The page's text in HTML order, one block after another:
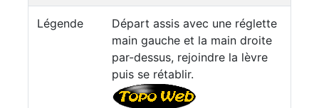
Légende
Départ assis avec une réglette
main gauche et la main droite
par-dessus, rejoindre la lèvre
puis se rétablir.